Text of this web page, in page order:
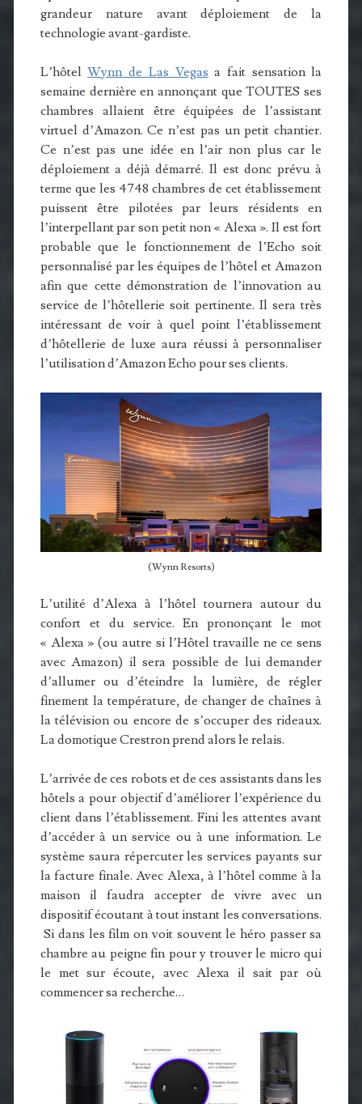
grandeur nature avant déploiement de la
technologie avant-gardiste.
L’hôtelWynn de Las Vegas a fait sensation la
semaine dernière en annonçant que TOUTES ses
chambres allaient être équipées de l’assistant
virtuel d’Amazon. Ce n’est pas un petit chantier.
Ce n’est pas une idée en l’air non plus car le
déploiement a déjà démarré. Il est donc prévu à
terme que les 4748 chambres de cet établissement
puissent être pilotées par leurs résidents en
l’interpellant par son petit non « Alexa ». Il est fort
probable que le fonctionnement de l’Echo soit
personnalisé par les équipes de l’hôtel et Amazon
afin que cette démonstration de l’innovation au
service de l’hôtellerie soit pertinente. Il sera très
intéressant de voir à quel point l’établissement
d’hôtellerie de luxe aura réussi à personnaliser
l’utilisation d’Amazon Echo pour ses clients.
(Wynn Resorts)
L’utilité d’Alexa à l’hôtel tournera autour du
confort et du service. En prononçant le mot
« Alexa » (ou autre si l’Hôtel travaille ne ce sens
avec Amazon) il sera possible de lui demander
d’allumer ou d’éteindre la lumière, de régler
finement la température, de changer de chaînes à
la télévision ou encore de s’occuper des rideaux.
La domotique Crestron prend alors le relais.
L’arrivée de ces robots et de ces assistants dans les
hôtels a pour objectif d’améliorer l’expérience du
client dans l’établissement. Fini les attentes avant
d’accéder à un service ou à une information. Le
système saura répercuter les services payants sur
la facture finale. Avec Alexa, à l’hôtel comme à la
maison il faudra accepter de vivre avec un
dispositif écoutant à tout instant les conversations.
Si dans les film on voit souvent le héro passer sa
chambre au peigne fin pour y trouver le micro qui
le met sur écoute, avec Alexa il sait par où
commencer sa recherche…